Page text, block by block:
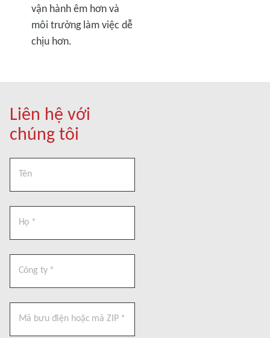
vận hành êm hơn và
môi trường làm việc dễ
chịu hơn.
Liên hệ với
chúng tôi